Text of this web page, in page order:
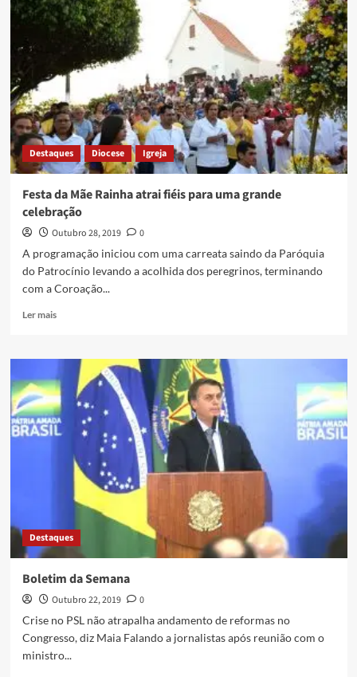
Destaques Diocese Igreja
Festa da Mãe Rainha atrai fiéis para uma grande
celebração
Outubro 28, 2019
0
A programação iniciou com uma carreata saindo da Paróquia
do Patrocínio levando a acolhida dos peregrinos, terminando
com a Coroação...
Ler mais
Destaques
Boletim da Semana
Outubro 22, 2019
0
Crise no PSL não atrapalha andamento de reformas no
Congresso, diz Maia Falando a jornalistas após reunião com o
ministro...